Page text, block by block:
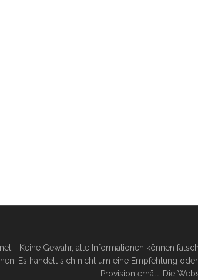
- Keine Gewähr, alle Informationen können
Es handelt sich nicht um eine Empfehlung
Provision erhält. Die